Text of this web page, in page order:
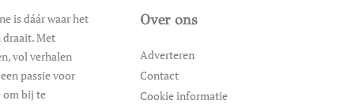
is dáár waar het
draait. Met
vol verhalen
passie voor
om bij te
Over ons
Adverteren
Contact
Cookie informatie